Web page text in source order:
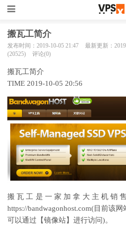
搬瓦工简介
发布时间：2019-10-05 21:47 最新更新：
(20525)
评论(0)
搬瓦工简介
TIME 2019-10-05 20:56
搬瓦工是一家加拿大主机销
https://bandwagonhost.com(目前该
可以通过【镜像站】进行访问)。